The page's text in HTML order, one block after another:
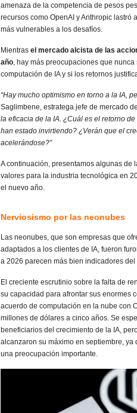
amenaza de la competencia de pesos
recursos como OpenAI y Anthropic lastró
más vulnerables a los desafíos.
Mientras el mercado alcista de las
año , hay más preocupaciones que
computación de IA y si los retornos
“Hay mucho optimismo en torno a la IA,
Saglimbene, estratega jefe de mercado
la eficacia de la IA. ¿Cuál es el retorno
han estado invirtiendo? ¿Verán que el
acelerándose?”
A continuación, presentamos algunas de
valores para la industria tecnológica en
el nuevo año.
Nerviosismo por las neonubes
Las neonubes, que son empresas que
adaptados a los clientes de IA, fueron
a 2026 parecen más bien indicadores
El creciente escrutinio sobre la falta de
su capacidad para afrontar sus enormes
acuerdo de computación en la nube con
millones de dólares a cinco años. Se
beneficiarios del crecimiento de la IA,
alcanzaron su máximo en septiembre,
una preocupación importante.